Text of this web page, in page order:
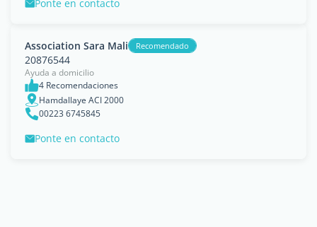
Ponte en contacto
Association Sara Mali Recomendado
20876544
Ayuda a domicilio
4 Recomendaciones
Hamdallaye ACI 2000
00223 6745845
Ponte en contacto